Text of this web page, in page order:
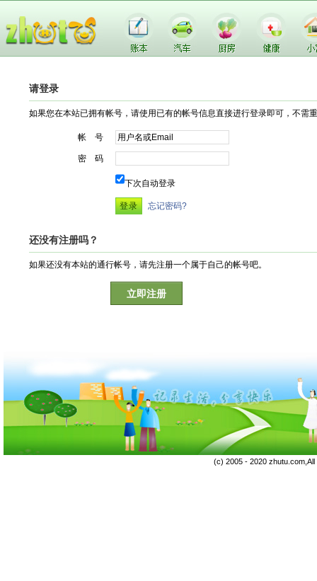
请登录
如果您在本站已拥有帐号，请使用已有的帐号信息直接进行登录即可，不需
帐 号
密 码
下次自动登录
忘记密码?
还没有注册吗？
如果还没有本站的通行帐号，请先注册一个属于自己的帐号吧。
立即注册
(c) 2005 - 2020